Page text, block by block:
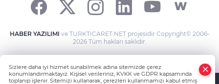
HABER YAZILIMI ve TURKTICARET.NET projesidir Copyright© 2006-
2026 Tüm hakları saklıdır.
Sizlere daha iyi hizmet sunabilmek adına sitemizde çerez
konumlandırmaktayız. Kişisel verileriniz, KVKK ve GDPR kapsamında
toplanıp işlenir. Sitemizi kullanarak, çerezleri kullanmamızı kabul etmiş